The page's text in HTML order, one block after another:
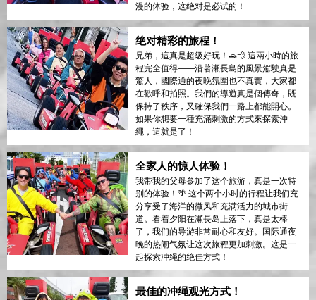
漫的体验，这绝对是必试的！
绝对精彩的旅程！
兄弟，這真是超級好玩！🚗💨 這兩小時的旅
程完全值得——沿著瀬長島的風景駕駛真是
驚人，國際通的夜晚氛圍也不真實，大家都
在歡呼和拍照。我們的導遊真是個傳奇，既
保持了秩序，又確保我們一路上都能開心。
如果你想要一種充滿刺激的方式來探索沖
繩，這就是了！
全家人的惊人体验！
我带我的父母参加了这个旅游，真是一次特
别的体验！🌴 这个两个小时的行程让我们充
分享受了海洋的微风和充满活力的城市街
道。看着夕阳在瀬長岛上落下，真是太棒
了，我们的导游非常耐心和友好。国际通夜
晚的热闹气氛让这次旅程更加刺激。这是一
起探索冲绳的绝佳方式！
最佳的冲绳观光方式！